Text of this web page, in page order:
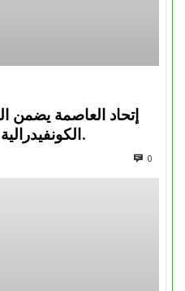
إتحاد العاصمة
الكونفيدرالية الإفريقية الموسم القادم.
0